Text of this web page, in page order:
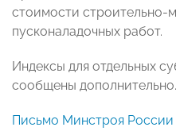
стоимости строительно-
пусконаладочных работ.
Индексы для отдельных
сообщены дополнительно.
Письмо Минстроя России